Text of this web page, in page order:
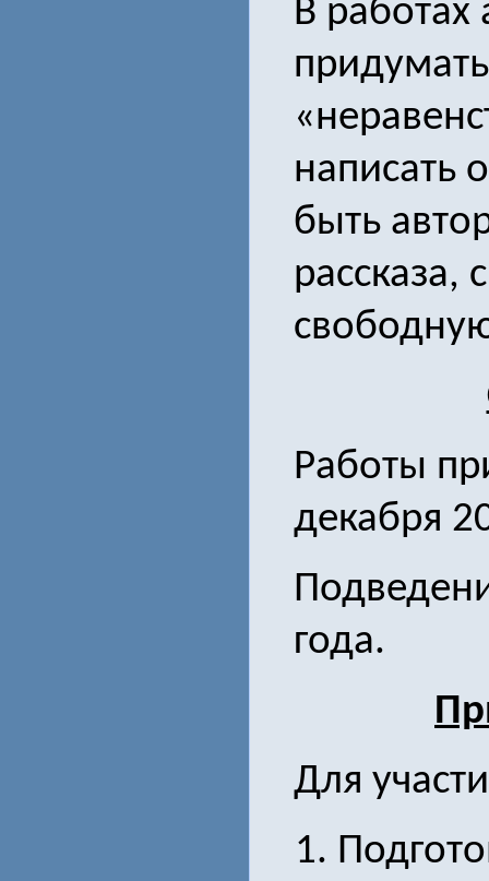
В работах
написать
быть
рассказа,
Работы
декабря
года.
Для